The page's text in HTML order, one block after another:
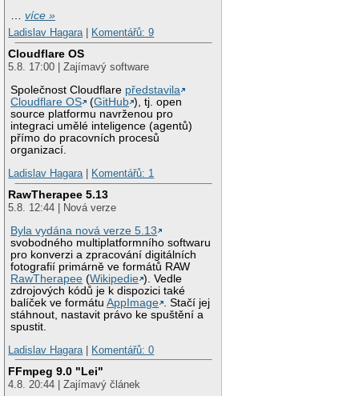
…více »
Ladislav Hagara| Komentářů: 9
Cloudflare OS
5.8. 17:00 | Zajímavý software
Společnost Cloudflare představila
Cloudflare OS
(GitHub ), tj. open
source platformu navrženou pro
integraci umělé inteligence (agentů)
přímo do pracovních procesů
organizací.
Ladislav Hagara| Komentářů: 1
RawTherapee 5.13
5.8. 12:44 | Nová verze
Byla vydána nová verze 5.13
svobodného multiplatformního softwaru
pro konverzi a zpracování digitálních
fotografií primárně ve formátů RAW
RawTherapee (Wikipedie ). Vedle
zdrojových kódů je k dispozici také
balíček ve formátuAppImage
. Stačí jej
stáhnout, nastavit právo ke spuštění a
spustit.
Ladislav Hagara| Komentářů: 0
FFmpeg 9.0 "Lei"
4.8. 20:44 | Zajímavý článek